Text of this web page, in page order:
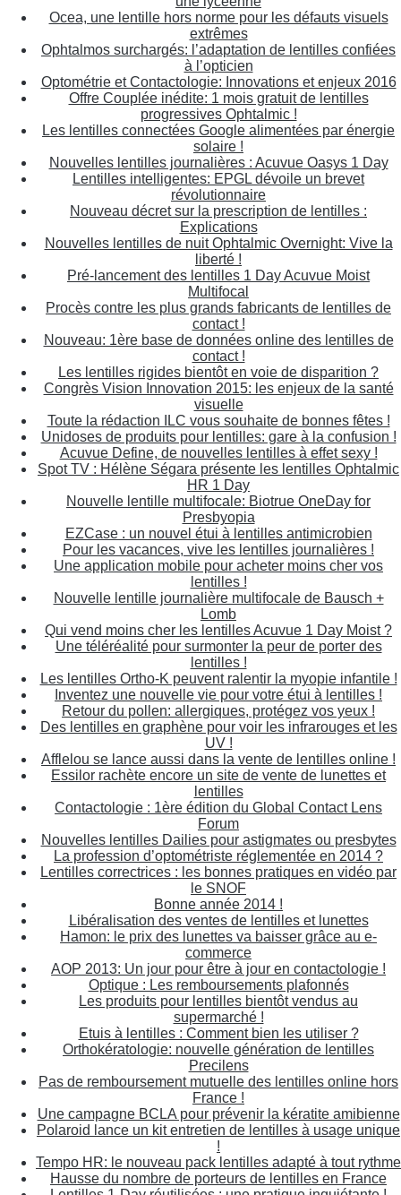
Ocea, une lentille hors norme pour les défauts visuels
extrêmes
Ophtalmos surchargés: l’adaptation de lentilles confiées
à l’opticien
Optométrie et Contactologie: Innovations et enjeux 2016
Offre Couplée inédite: 1 mois gratuit de lentilles
progressives Ophtalmic !
Les lentilles connectées Google alimentées par énergie
solaire !
Nouvelles lentilles journalières : Acuvue Oasys 1 Day
Lentilles intelligentes: EPGL dévoile un brevet
révolutionnaire
Nouveau décret sur la prescription de lentilles :
Explications
Nouvelles lentilles de nuit Ophtalmic Overnight: Vive la
liberté !
Pré-lancement des lentilles 1 Day Acuvue Moist
Multifocal
Procès contre les plus grands fabricants de lentilles de
contact !
Nouveau: 1ère base de données online des lentilles de
contact !
Les lentilles rigides bientôt en voie de disparition ?
Congrès Vision Innovation 2015: les enjeux de la santé
visuelle
Toute la rédaction ILC vous souhaite de bonnes fêtes !
Unidoses de produits pour lentilles: gare à la confusion !
Acuvue Define, de nouvelles lentilles à effet sexy !
Spot TV : Hélène Ségara présente les lentilles Ophtalmic
HR 1 Day
Nouvelle lentille multifocale: Biotrue OneDay for
Presbyopia
EZCase : un nouvel étui à lentilles antimicrobien
Pour les vacances, vive les lentilles journalières !
Une application mobile pour acheter moins cher vos
lentilles !
Nouvelle lentille journalière multifocale de Bausch +
Lomb
Qui vend moins cher les lentilles Acuvue 1 Day Moist ?
Une téléréalité pour surmonter la peur de porter des
lentilles !
Les lentilles Ortho-K peuvent ralentir la myopie infantile !
Inventez une nouvelle vie pour votre étui à lentilles !
Retour du pollen: allergiques, protégez vos yeux !
Des lentilles en graphène pour voir les infrarouges et les
UV !
Afflelou se lance aussi dans la vente de lentilles online !
Essilor rachète encore un site de vente de lunettes et
lentilles
Contactologie : 1ère édition du Global Contact Lens
Forum
Nouvelles lentilles Dailies pour astigmates ou presbytes
La profession d’optométriste réglementée en 2014 ?
Lentilles correctrices : les bonnes pratiques en vidéo par
le SNOF
Bonne année 2014 !
Libéralisation des ventes de lentilles et lunettes
Hamon: le prix des lunettes va baisser grâce au e-
commerce
AOP 2013: Un jour pour être à jour en contactologie !
Optique : Les remboursements plafonnés
Les produits pour lentilles bientôt vendus au
supermarché !
Etuis à lentilles : Comment bien les utiliser ?
Orthokératologie: nouvelle génération de lentilles
Precilens
Pas de remboursement mutuelle des lentilles online hors
France !
Une campagne BCLA pour prévenir la kératite amibienne
Polaroid lance un kit entretien de lentilles à usage unique
!
Tempo HR: le nouveau pack lentilles adapté à tout rythme
Hausse du nombre de porteurs de lentilles en France